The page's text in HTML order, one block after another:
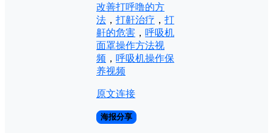
改善打呼噜的方
法 ， 打鼾治疗 ， 打
鼾的危害 ， 呼吸机
面罩操作方法视
频 ， 呼吸机操作保
养视频
原文连接
海报分享